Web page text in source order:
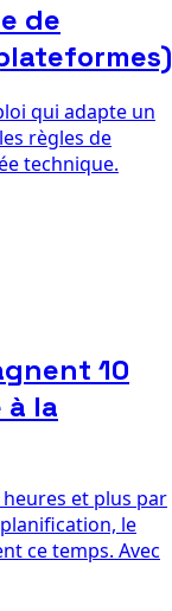
de
qui adapte un
règles de
technique.
10
à la
et plus par
le
ce temps. Avec